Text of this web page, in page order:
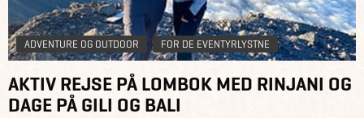
ADVENTURE OG OUTDOOR FOR DE EVENTYRLYSTNE
AKTIV REJSE PÅ LOMBOK MED RINJANI OG
DAGE PÅ GILI OG BALI